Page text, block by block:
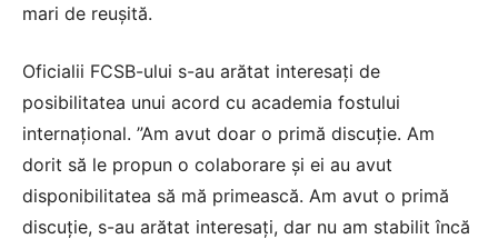
mari de reușită.
Oficialii FCSB-ului s-au arătat interesați de
posibilitatea unui acord cu academia fostului
internațional. ”Am avut doar o primă discuție. Am
dorit să le propun o colaborare și ei au avut
disponibilitatea să mă primească. Am avut o primă
discuție, s-au arătat interesați, dar nu am stabilit încă